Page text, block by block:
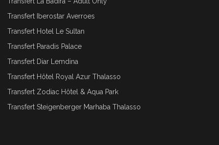
Transfert Iberostar Averroes
Transfert Hotel Le Sultan
Transfert Paradis Palace
Transfert Diar Lemdina
Transfert Hôtel Royal Azur Thalasso
Transfert Zodiac Hôtel & Aqua Park
Transfert Steigenberger Marhaba Thalasso